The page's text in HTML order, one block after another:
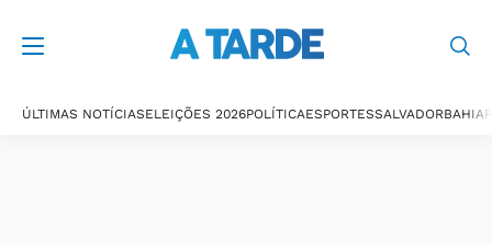
ÚLTIMAS NOTÍCIASELEIÇÕES 2026POLÍTICAESPORTESSALVADORBAHIA